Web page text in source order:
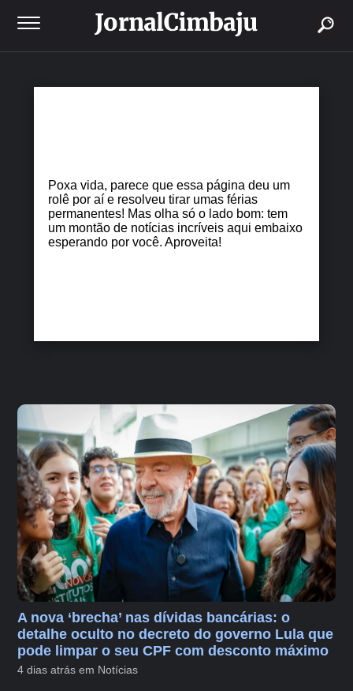
Poxa vida, parece que essa página deu um
rolê por aí e resolveu tirar umas férias
permanentes! Mas olha só o lado bom: tem
um montão de notícias incríveis aqui embaixo
esperando por você. Aproveita!
A nova ‘brecha’ nas dívidas bancárias: o
detalhe oculto no decreto do governo Lula que
pode limpar o seu CPF com desconto máximo
4 dias atrás em Notícias